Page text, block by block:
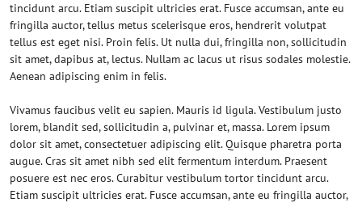
tincidunt arcu. Etiam suscipit ultricies erat. Fusce accumsan, ante eu
fringilla auctor, tellus metus scelerisque eros, hendrerit volutpat
tellus est eget nisi. Proin felis. Ut nulla dui, fringilla non, sollicitudin
sit amet, dapibus at, lectus. Nullam ac lacus ut risus sodales molestie.
Aenean adipiscing enim in felis.
Vivamus faucibus velit eu sapien. Mauris id ligula. Vestibulum justo
lorem, blandit sed, sollicitudin a, pulvinar et, massa. Lorem ipsum
dolor sit amet, consectetuer adipiscing elit. Quisque pharetra porta
augue. Cras sit amet nibh sed elit fermentum interdum. Praesent
posuere est nec eros. Curabitur vestibulum tortor tincidunt arcu.
Etiam suscipit ultricies erat. Fusce accumsan, ante eu fringilla auctor,